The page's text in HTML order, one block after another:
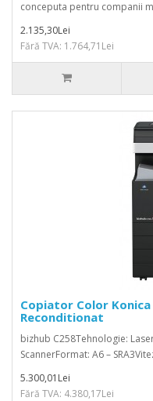
conceputa pentru companii
2.135,30Lei
Fără TVA: 1.764,71Lei
Copiator Color
Reconditionat
bizhub C258Tehnologie:
ScannerFormat: A6 –
5.300,01Lei
Fără TVA: 4.380,17Lei